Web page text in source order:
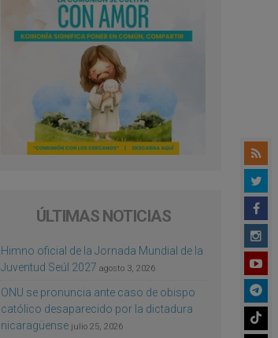
ÚLTIMAS NOTICIAS
Himno oficial de la Jornada Mundial de la
Juventud Seúl 2027 agosto 3, 2026
ONU se pronuncia ante caso de obispo
católico desaparecido por la dictadura
nicaragüense julio 25, 2026